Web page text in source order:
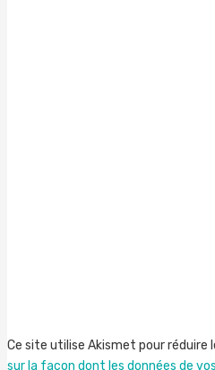
Ce site utilise Akismet pour réduire
sur la façon dont les données de